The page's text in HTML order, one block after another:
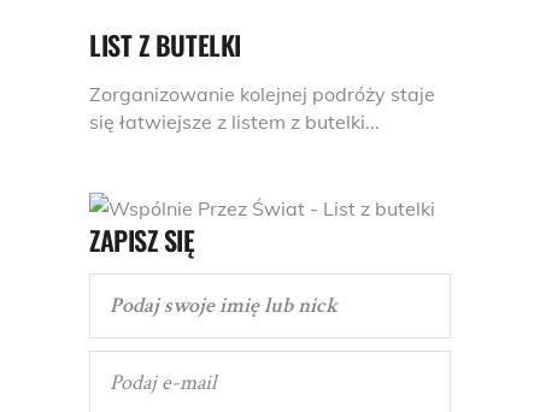
LIST Z BUTELKI
Zorganizowanie kolejnej podróży staje
się łatwiejsze z listem z butelki...
ZAPISZ SIĘ